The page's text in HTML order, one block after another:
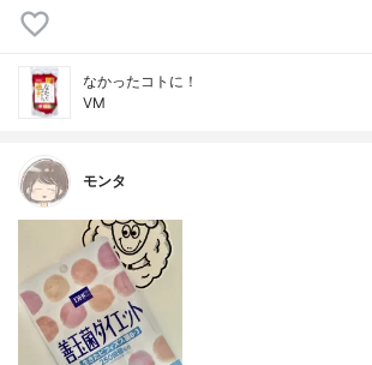
なかったコトに！
VM
モンタ